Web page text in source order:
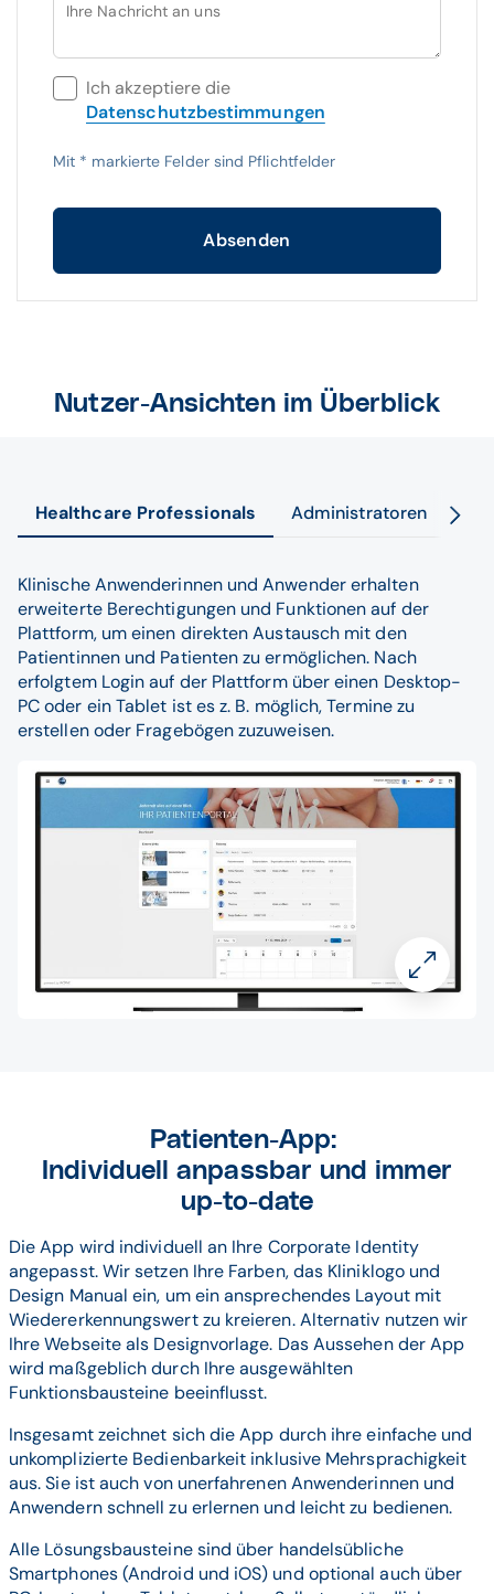
Ihre Nachricht an uns
Ich akzeptiere die
Datenschutzbestimmungen
Mit * markierte Felder sind Pflichtfelder
Absenden
Nutzer-Ansichten im Überblick
Healthcare Professionals Administratoren
Klinische Anwenderinnen und Anwender erhalten
erweiterte Berechtigungen und Funktionen auf der
Plattform, um einen direkten Austausch mit den
Patientinnen und Patienten zu ermöglichen. Nach
erfolgtem Login auf der Plattform über einen Desktop-
PC oder ein Tablet ist es z. B. möglich, Termine zu
erstellen oder Fragebögen zuzuweisen.
Patienten-App:
Individuell anpassbar und immer
up-to-date
Die App wird individuell an Ihre Corporate Identity
angepasst. Wir setzen Ihre Farben, das Kliniklogo und
Design Manual ein, um ein ansprechendes Layout mit
Wiedererkennungswert zu kreieren. Alternativ nutzen wir
Ihre Webseite als Designvorlage. Das Aussehen der App
wird maßgeblich durch Ihre ausgewählten
Funktionsbausteine beeinflusst.
Insgesamt zeichnet sich die App durch ihre einfache und
unkomplizierte Bedienbarkeit inklusive Mehrsprachigkeit
aus. Sie ist auch von unerfahrenen Anwenderinnen und
Anwendern schnell zu erlernen und leicht zu bedienen.
Alle Lösungsbausteine sind über handelsübliche
Smartphones (Android und iOS) und optional auch über